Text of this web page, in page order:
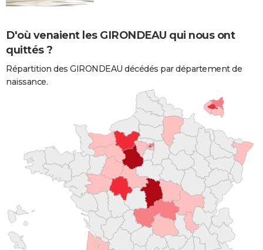
D'où venaient les GIRONDEAU qui nous ont
quittés ?
Répartition des GIRONDEAU décédés par département de
naissance.